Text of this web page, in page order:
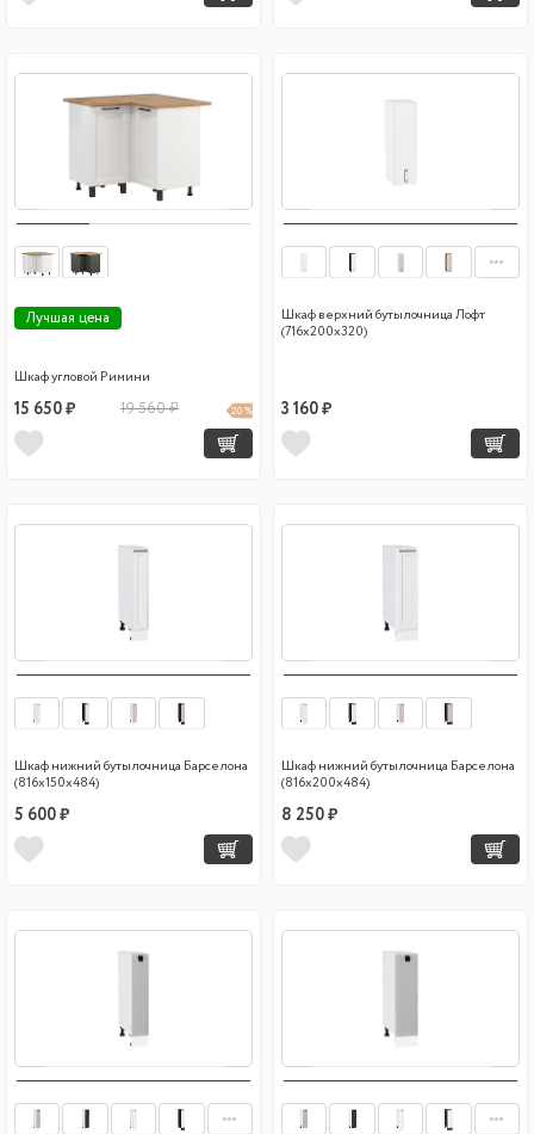
Лучшая цена
Шкаф угловой Римини
15 650 ₽ 19 560 ₽ 20 %
Шкаф верхний бутылочница Лофт
(716х200х320)
3 160 ₽
Шкаф нижний бутылочница Барселона
(816х150х484)
5 600 ₽
Шкаф нижний бутылочница Барселона
(816х200х484)
8 250 ₽